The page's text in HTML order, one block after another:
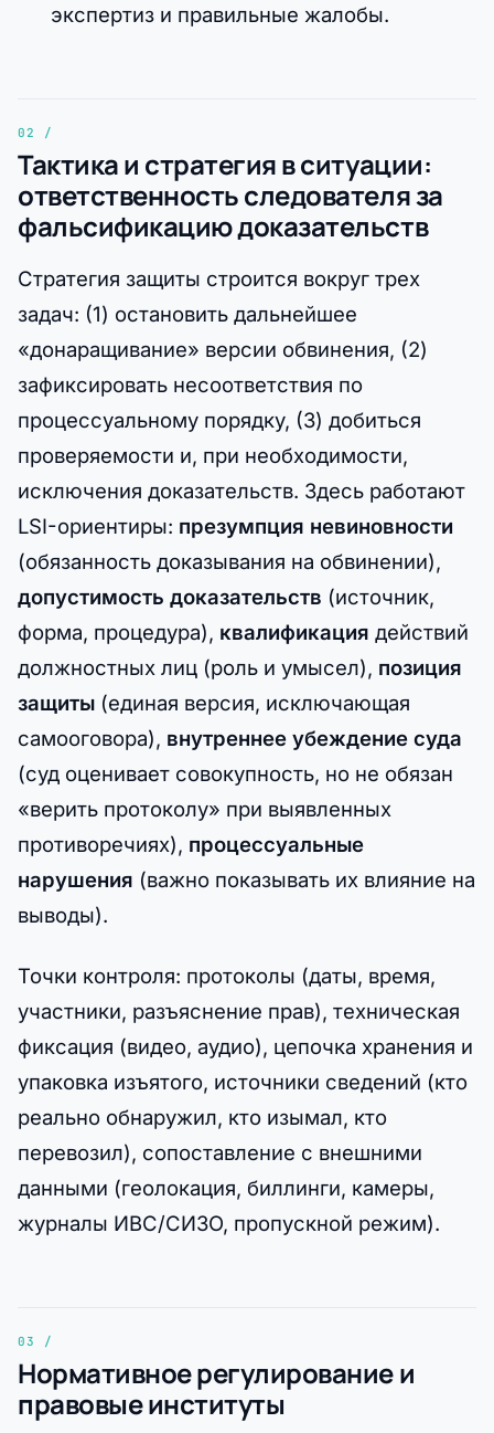
экспертиз и правильные жалобы.
Тактика и стратегия в ситуации:
ответственность следователя за
фальсификацию доказательств
Стратегия защиты строится вокруг трех
задач: (1) остановить дальнейшее
«донаращивание» версии обвинения, (2)
зафиксировать несоответствия по
процессуальному порядку, (3) добиться
проверяемости и, при необходимости,
исключения доказательств. Здесь работают
LSI-ориентиры: презумпция невиновности
(обязанность доказывания на обвинении),
допустимость доказательств (источник,
форма, процедура), квалификация действий
должностных лиц (роль и умысел), позиция
защиты (единая версия, исключающая
самооговора), внутреннее убеждение суда
(суд оценивает совокупность, но не обязан
«верить протоколу» при выявленных
противоречиях), процессуальные
нарушения (важно показывать их влияние на
выводы).
Точки контроля: протоколы (даты, время,
участники, разъяснение прав), техническая
фиксация (видео, аудио), цепочка хранения и
упаковка изъятого, источники сведений (кто
реально обнаружил, кто изымал, кто
перевозил), сопоставление с внешними
данными (геолокация, биллинги, камеры,
журналы ИВС/СИЗО, пропускной режим).
Нормативное регулирование и
правовые институты